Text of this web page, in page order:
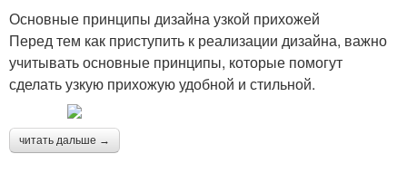
Основные принципы дизайна узкой прихожей
Перед тем как приступить к реализации дизайна, важно
учитывать основные принципы, которые помогут
сделать узкую прихожую удобной и стильной.
читать дальше →